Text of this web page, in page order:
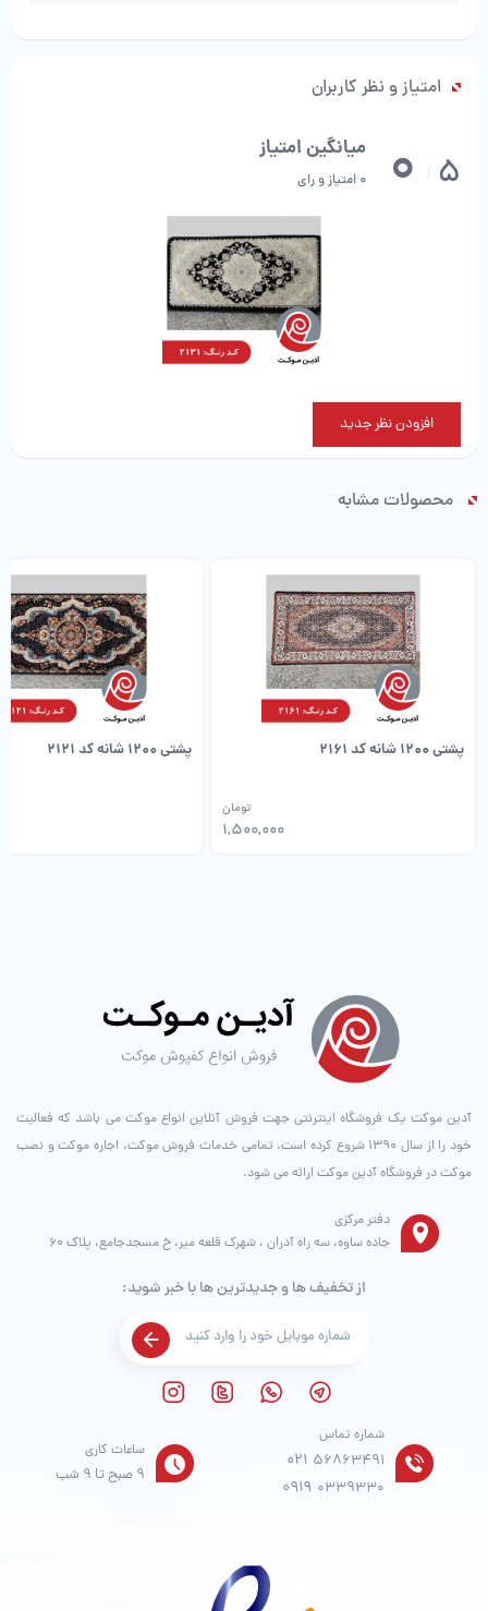
امتیاز و نظر کاربران
5
0 میانگین امتیاز
0 امتیاز و رای
افزودن نظر جدید
محصولات مشابه
پشتی 1200 شانه کد 2161
1,500,000
تومان
پشتی 1200 شانه کد 2121
آدین موکت یک فروشگاه اینترنتی جهت فروش آنلاین انواع موکت می باشد که فعالیت
خود را از سال ۱۳۹۰ شروع کرده است. تمامی خدمات فروش موکت، اجاره موکت و نصب
موکت در فروشگاه آدین موکت ارائه می شود.
شماره تماس
021 56863491
0919 0339330
ساعات کاری
9 صبح تا 9 شب
دفتر مرکزی
جاده ساوه، سه راه آدران ، شهرک قلعه میر، خ مسجدجامع، پلاک 60
از تخفیف ها و جدیدترین ها با خبر شوید: